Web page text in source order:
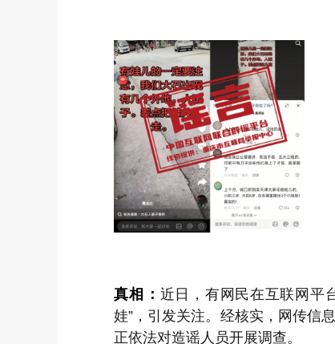
真相： 近日，有网民在互联网平
娃”，引发关注。经核实，网传信
正依法对造谣人员开展调查。